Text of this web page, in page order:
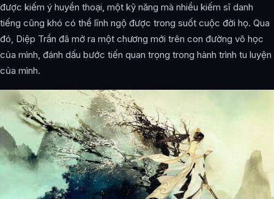
được kiếm ý huyền thoại, một kỹ năng mà nhiều kiếm sĩ danh
tiếng cũng khó có thể lĩnh ngộ được trong suốt cuộc đời họ. Qua
đó, Diệp Trần đã mở ra một chương mới trên con đường võ học
của mình, đánh dấu bước tiến quan trọng trong hành trình tu luyện
của mình.